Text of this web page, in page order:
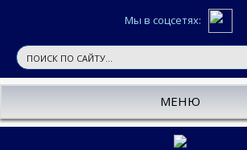
Мы в соцсетях:
МЕНЮ